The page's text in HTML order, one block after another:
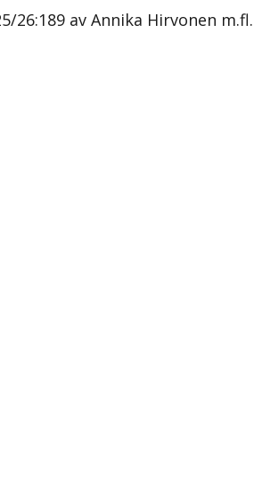
av Annika Hirvonen m.fl.